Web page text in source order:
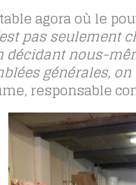
agora où le
pas seulement
décidant nous-
générales,
responsable